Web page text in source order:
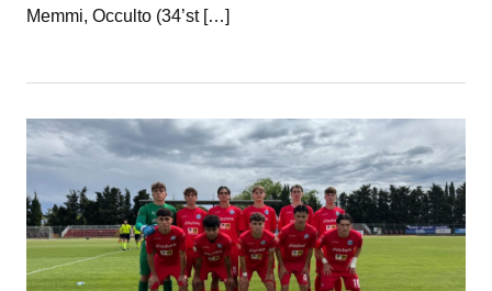
Memmi, Occulto (34’st […]